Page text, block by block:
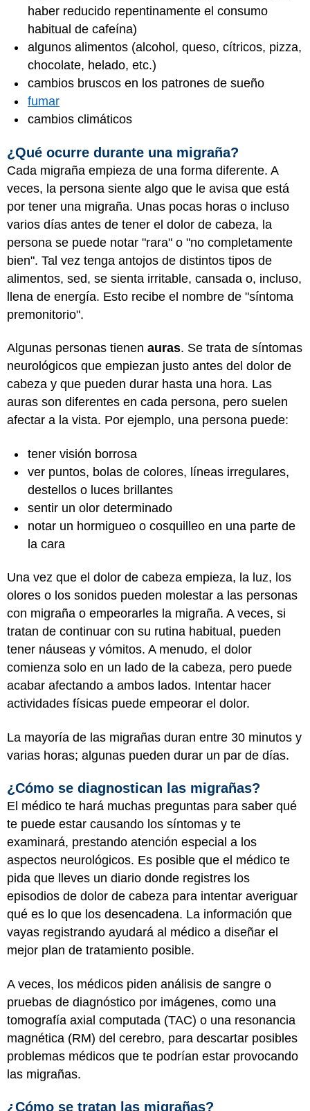
haber reducido repentinamente el consumo
habitual de cafeína)
algunos alimentos (alcohol, queso, cítricos, pizza,
chocolate, helado, etc.)
cambios bruscos en los patrones de sueño
fumar
cambios climáticos
¿Qué ocurre durante una migraña?
Cada migraña empieza de una forma diferente. A
veces, la persona siente algo que le avisa que está
por tener una migraña. Unas pocas horas o incluso
varios días antes de tener el dolor de cabeza, la
persona se puede notar "rara" o "no completamente
bien". Tal vez tenga antojos de distintos tipos de
alimentos, sed, se sienta irritable, cansada o, incluso,
llena de energía. Esto recibe el nombre de "síntoma
premonitorio".
Algunas personas tienen auras. Se trata de síntomas
neurológicos que empiezan justo antes del dolor de
cabeza y que pueden durar hasta una hora. Las
auras son diferentes en cada persona, pero suelen
afectar a la vista. Por ejemplo, una persona puede:
tener visión borrosa
ver puntos, bolas de colores, líneas irregulares,
destellos o luces brillantes
sentir un olor determinado
notar un hormigueo o cosquilleo en una parte de
la cara
Una vez que el dolor de cabeza empieza, la luz, los
olores o los sonidos pueden molestar a las personas
con migraña o empeorarles la migraña. A veces, si
tratan de continuar con su rutina habitual, pueden
tener náuseas y vómitos. A menudo, el dolor
comienza solo en un lado de la cabeza, pero puede
acabar afectando a ambos lados. Intentar hacer
actividades físicas puede empeorar el dolor.
La mayoría de las migrañas duran entre 30 minutos y
varias horas; algunas pueden durar un par de días.
¿Cómo se diagnostican las migrañas?
El médico te hará muchas preguntas para saber qué
te puede estar causando los síntomas y te
examinará, prestando atención especial a los
aspectos neurológicos. Es posible que el médico te
pida que lleves un diario donde registres los
episodios de dolor de cabeza para intentar averiguar
qué es lo que los desencadena. La información que
vayas registrando ayudará al médico a diseñar el
mejor plan de tratamiento posible.
A veces, los médicos piden análisis de sangre o
pruebas de diagnóstico por imágenes, como una
tomografía axial computada (TAC) o una resonancia
magnética (RM) del cerebro, para descartar posibles
problemas médicos que te podrían estar provocando
las migrañas.
¿Cómo se tratan las migrañas?